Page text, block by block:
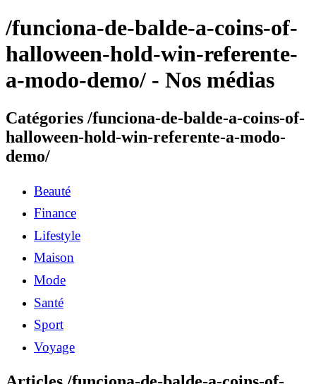
/funciona-de-balde-a-coins-of-
halloween-hold-win-referente-
a-modo-demo/ - Nos médias
Catégories /funciona-de-balde-a-coins-of-
halloween-hold-win-referente-a-modo-
demo/
Beauté
Finance
Lifestyle
Maison
Mode
Santé
Sport
Voyage